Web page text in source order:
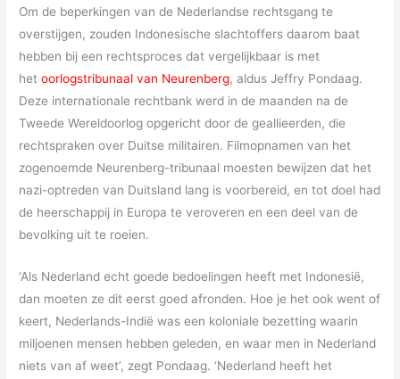
Om de beperkingen van de Nederlandse rechtsgang te
overstijgen, zouden Indonesische slachtoffers daarom baat
hebben bij een rechtsproces dat vergelijkbaar is met
hetoorlogstribunaal van Neurenberg, aldus Jeffry Pondaag.
Deze internationale rechtbank werd in de maanden na de
Tweede Wereldoorlog opgericht door de geallieerden, die
rechtspraken over Duitse militairen. Filmopnamen van het
zogenoemde Neurenberg-tribunaal moesten bewijzen dat het
nazi-optreden van Duitsland lang is voorbereid, en tot doel had
de heerschappij in Europa te veroveren en een deel van de
bevolking uit te roeien.
‘Als Nederland echt goede bedoelingen heeft met Indonesië,
dan moeten ze dit eerst goed afronden. Hoe je het ook went of
keert, Nederlands-Indië was een koloniale bezetting waarin
miljoenen mensen hebben geleden, en waar men in Nederland
niets van af weet’, zegt Pondaag. ‘Nederland heeft het